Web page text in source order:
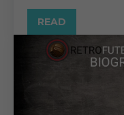
READ